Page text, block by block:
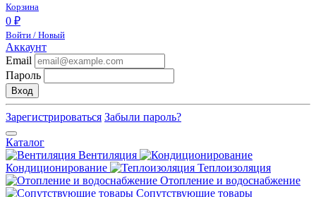
Корзина
0 ₽
Войти / Новый
Аккаунт
Email
Пароль
Вход
Зарегистрироваться Забыли пароль?
Каталог
Вентиляция
Кондиционирование
Теплоизоляция
Отопление и водоснабжение
Сопутствующие товары